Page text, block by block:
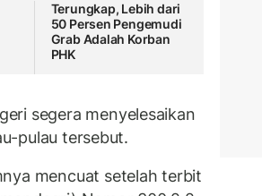
Terungkap, Lebih dari
50 Persen Pengemudi
Grab Adalah Korban
PHK
segera menyelesaikan
pulau tersebut.
mencuat setelah terbit